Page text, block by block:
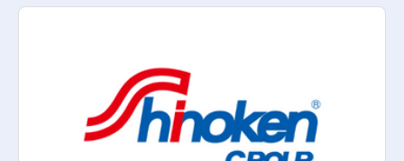
企画等のリーシング業務 ■オーナーへのリフォー
マンションで高い入居率を誇り、設立以来、無借
金経営を実現しています。サブリース事業やPM
事業を軸に幅広いビジネスにも挑戦しており、こ
れからさらなる成長を見込んでいます。 今回、賃
貸マンションオーナーの代行として管理物件の収
益の最大化のため、プロパティマネジメントの業
務全般をお任せできる方を募集することとなりま